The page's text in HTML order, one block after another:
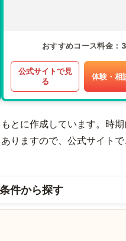
おすすめコース料金
公式サイトで見
る
体験・相
とに作成しています。時
りますので、公式サイトで
件から探す